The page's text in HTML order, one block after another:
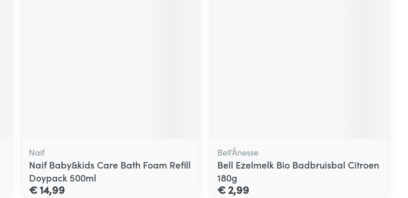
Naif
Naif Baby&kids Care Bath Foam Refill
Doypack 500ml
€ 14,99
Bell’Ânesse
Bell Ezelmelk Bio Badbruisbal Citroen
180g
€ 2,99